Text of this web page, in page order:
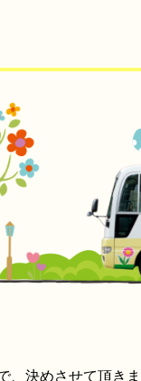
、決めさせて頂き